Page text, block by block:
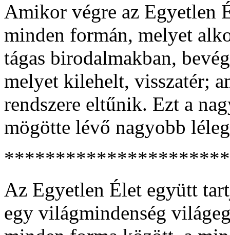
Amikor végre az Egyetlen
minden formán, melyet
tágas birodalmakban,
melyet kilehelt, visszatér;
rendszere eltűnik. Ezt a
mögötte lévő nagyobb
Az Egyetlen Élet együtt
egy világmindenség